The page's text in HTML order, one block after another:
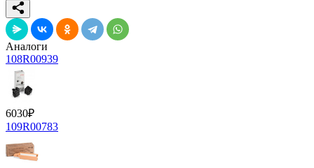
Аналоги
108R00939
6030₽
109R00783